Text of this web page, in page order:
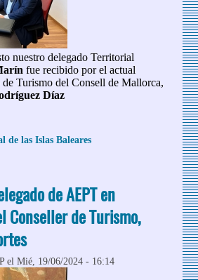
nuestro delegado Territorial
fue recibido por el actual
Turismo del Consell de Mallorca,
Díaz
de las Islas Baleares
Reunión del Delegado de AEPT en
de Turismo del Consell de
D. José Marcial Rodríguez Díaz
de AEPT en
Conseller de Turismo,
el Mié, 19/06/2024 - 16:14